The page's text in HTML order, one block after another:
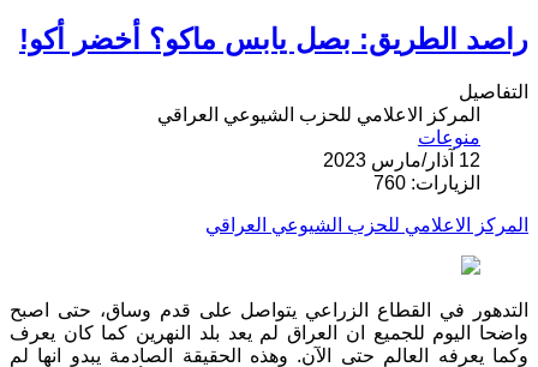
راصد الطريق: بصل يابس ماكو؟ أخضر أكو!
التفاصيل
المركز الاعلامي للحزب الشيوعي العراقي
منوعات
12 آذار/مارس 2023
الزيارات: 760
المركز الاعلامي للحزب الشيوعي العراقي
التدهور في القطاع الزراعي يتواصل على قدم وساق، حتى اصبح
واضحا اليوم للجميع ان العراق لم يعد بلد النهرين كما كان يعرف
وكما يعرفه العالم حتى الآن. وهذه الحقيقة الصادمة يبدو انها لم